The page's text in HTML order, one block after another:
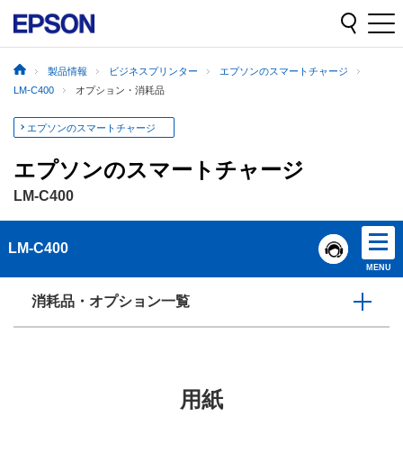
製品情報 ビジネスプリンター
エプソンのスマートチャージ
LM-C400
オプション・消耗品
エプソンのスマートチャージ
エプソンのスマートチャージ
LM-C400
LM-C400
MENU
消耗品・オプション一覧
用紙